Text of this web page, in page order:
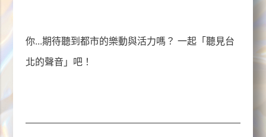
你...期待聽到都市的樂動與活力嗎？ 一起「聽見台
北的聲音」吧！